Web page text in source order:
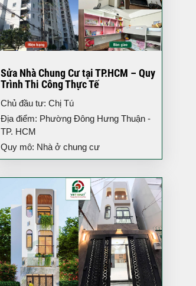
Sửa Nhà Chung Cư tại TP.HCM – Quy
Trình Thi Công Thực Tế
Chủ đầu tư: Chị Tú
Địa điểm: Phường Đông Hưng Thuận -
TP. HCM
Quy mô: Nhà ở chung cư